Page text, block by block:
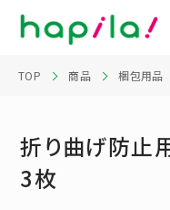
TOP 商品 梱包用品
折り曲げ防止
3枚